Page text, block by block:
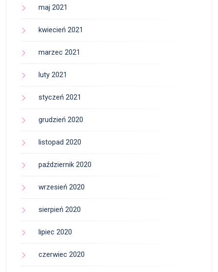
maj 2021
kwiecień 2021
marzec 2021
luty 2021
styczeń 2021
grudzień 2020
listopad 2020
październik 2020
wrzesień 2020
sierpień 2020
lipiec 2020
czerwiec 2020